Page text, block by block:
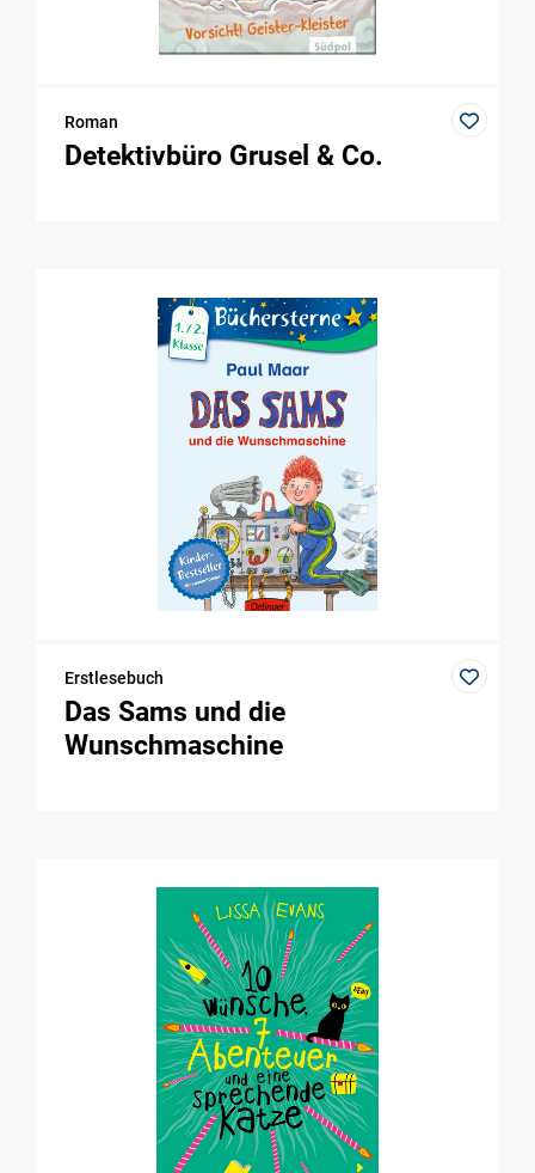
Roman
Detektivbüro Grusel & Co.
Erstlesebuch
Das Sams und die
Wunschmaschine